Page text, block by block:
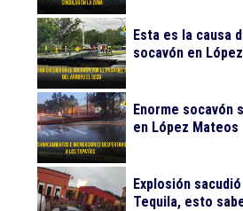
Esta es la causa
socavón en
Enorme socavón
en López Mateos
Explosión
Tequila, esto